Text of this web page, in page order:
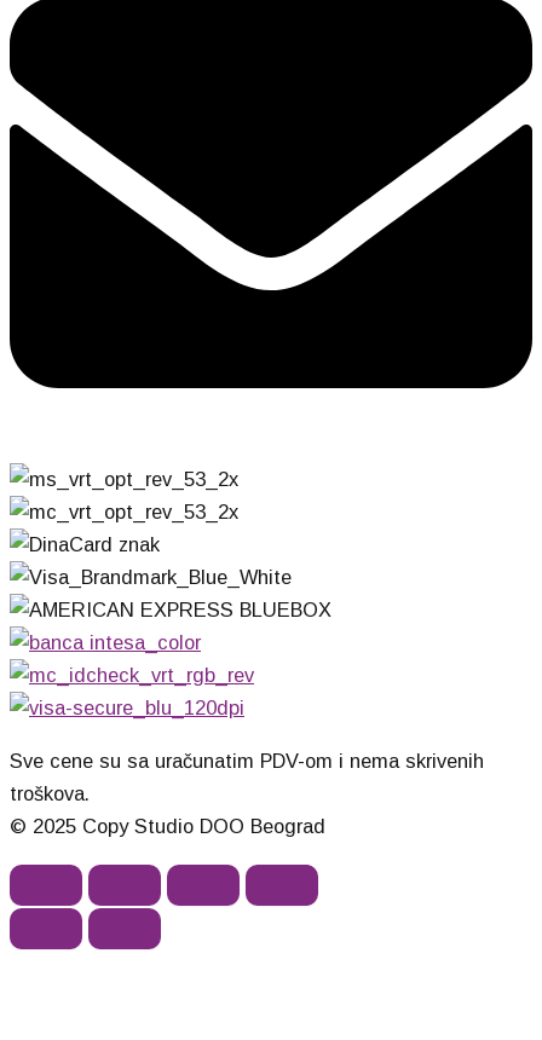
Sve cene su sa uračunatim PDV-om i nema skrivenih
troškova.
© 2025 Copy Studio DOO Beograd